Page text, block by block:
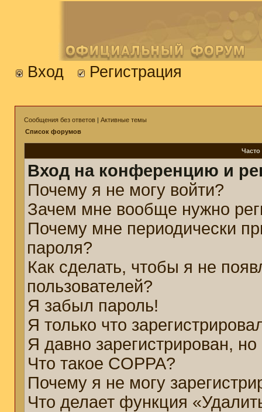
Вход Регистрация
Сообщения без ответов | Активные темы
Список форумов
Вход на конференцию и
Почему я не могу войти?
Зачем мне вообще нужно
Почему мне периодически
пароля?
Как сделать, чтобы я не
пользователей?
Я забыл пароль!
Я только что
Я давно зарегистрирован,
Что такое COPPA?
Почему я не могу
Что делает функция